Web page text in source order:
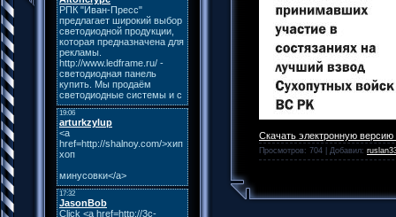
Скачать электронную
Просмотров: 704 | Добавил: